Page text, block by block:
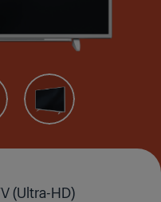
(Ultra-HD)